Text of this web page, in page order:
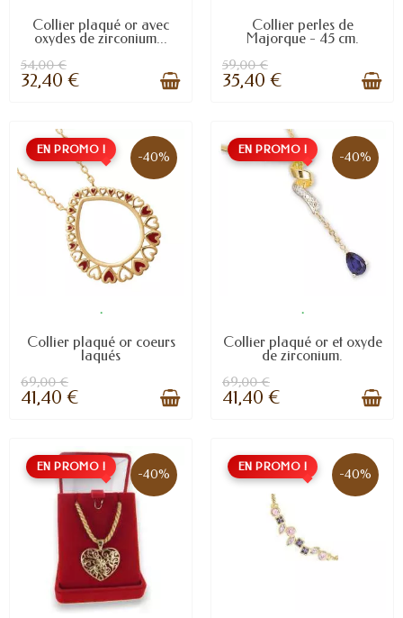
Collier plaqué or avec
oxydes de zirconium...
54,00 €
32,40 €
Collier perles de
Majorque - 45 cm.
59,00 €
35,40 €
EN PROMO ! -40%
.
Collier plaqué or coeurs
laqués
69,00 €
41,40 €
EN PROMO ! -40%
.
Collier plaqué or et oxyde
de zirconium.
69,00 €
41,40 €
EN PROMO ! -40% EN PROMO ! -40%